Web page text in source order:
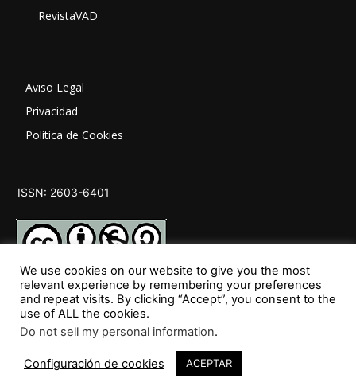
RevistaVAD
Aviso Legal
Privacidad
Política de Cookies
ISSN: 2603-6401
SÍGUENOS
We use cookies on our website to give you the most
relevant experience by remembering your preferences
and repeat visits. By clicking “Accept”, you consent to the
use of ALL the cookies.
Do not sell my personal information.
Configuración de cookies ACEPTAR